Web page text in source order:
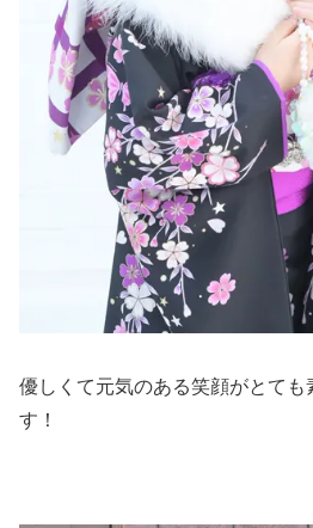
優しくて元気のある笑顔がとて
す！